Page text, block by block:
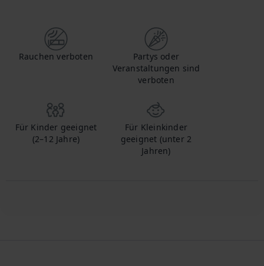
Rauchen verboten
Partys oder
Veranstaltungen sind
verboten
Für Kinder geeignet
(2–12 Jahre)
Für Kleinkinder
geeignet (unter 2
Jahren)